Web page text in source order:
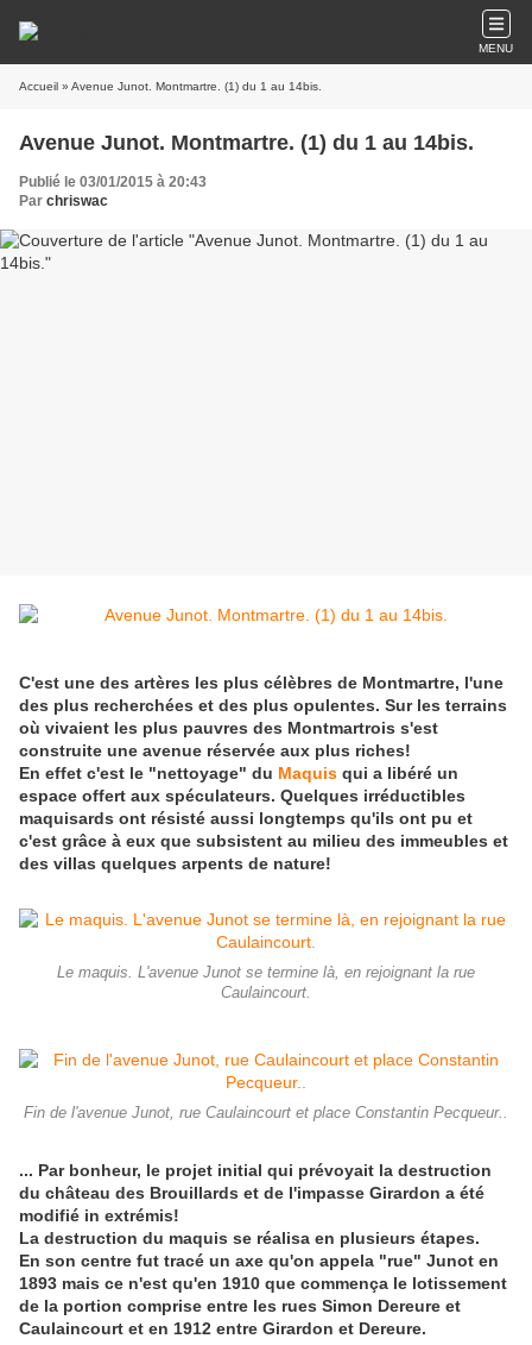
MENU
Accueil » Avenue Junot. Montmartre. (1) du 1 au 14bis.
Avenue Junot. Montmartre. (1) du 1 au 14bis.
Publié le 03/01/2015 à 20:43
Par chriswac
C'est une des artères les plus célèbres de Montmartre, l'une
des plus recherchées et des plus opulentes. Sur les terrains
où vivaient les plus pauvres des Montmartrois s'est
construite une avenue réservée aux plus riches!
En effet c'est le "nettoyage" du Maquis qui a libéré un
espace offert aux spéculateurs. Quelques irréductibles
maquisards ont résisté aussi longtemps qu'ils ont pu et
c'est grâce à eux que subsistent au milieu des immeubles et
des villas quelques arpents de nature!
Le maquis. L'avenue Junot se termine là, en rejoignant la rue
Caulaincourt.
Fin de l'avenue Junot, rue Caulaincourt et place Constantin Pecqueur..
... Par bonheur, le projet initial qui prévoyait la destruction
du château des Brouillards et de l'impasse Girardon a été
modifié in extrémis!
La destruction du maquis se réalisa en plusieurs étapes.
En son centre fut tracé un axe qu'on appela "rue" Junot en
1893 mais ce n'est qu'en 1910 que commença le lotissement
de la portion comprise entre les rues Simon Dereure et
Caulaincourt et en 1912 entre Girardon et Dereure.